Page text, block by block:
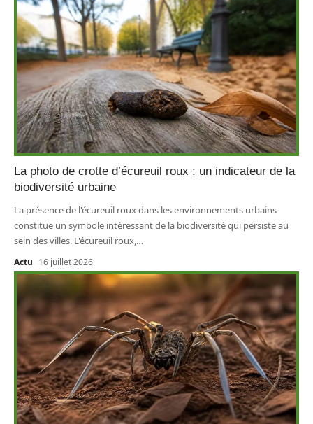
La photo de crotte d’écureuil roux : un indicateur de la
biodiversité urbaine
La présence de l'écureuil roux dans les environnements urbains
constitue un symbole intéressant de la biodiversité qui persiste au
sein des villes. L'écureuil roux,…
Actu 16 juillet 2026